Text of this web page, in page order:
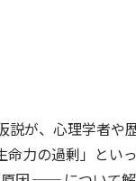
が、心理学者や
力の過剰」とい